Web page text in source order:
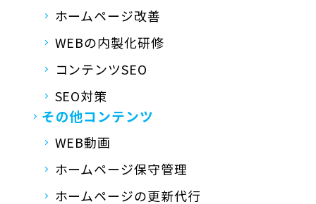
ホームページ改善
WEBの内製化研修
コンテンツSEO
SEO対策
その他コンテンツ
WEB動画
ホームページ保守管理
ホームページの更新代行